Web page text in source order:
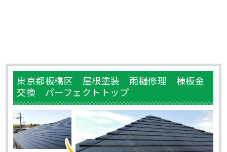
東京都板橋区 屋根塗装 雨樋修理 棟板金
交換 パーフェクトトップ